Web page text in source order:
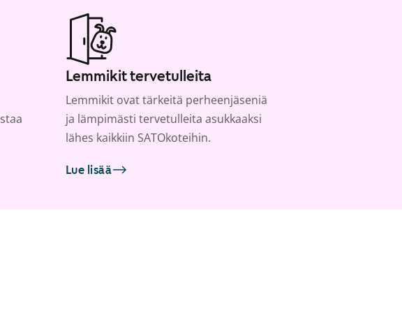
Lemmikit tervetulleita
Lemmikit ovat tärkeitä perheenjäseniä
ja lämpimästi tervetulleita asukkaaksi
lähes kaikkiin SATOkoteihin.
Lue lisää